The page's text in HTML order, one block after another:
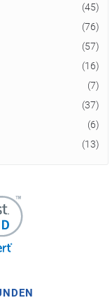
(45)
(76)
(57)
(16)
(7)
(37)
(6)
(13)